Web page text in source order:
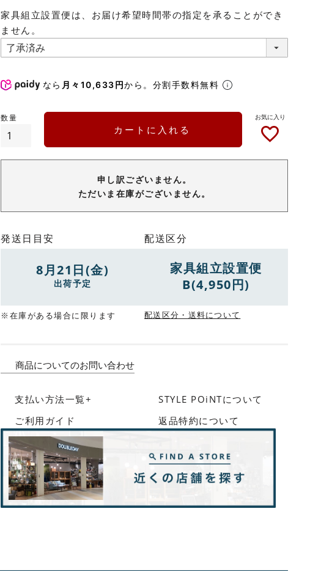
家具組立設置便は、お届け希望時間帯の指定を承ることができ
ません。
なら 月々10,633円から。分割手数料無料
カートに入れる
申し訳ございません。
ただいま在庫がございません。
発送日目安
8月21日(金)
出荷予定
※在庫がある場合に限ります
配送区分
家具組立設置便
B(4,950円)
配送区分・送料について
商品についてのお問い合わせ
支払い方法一覧+
STYLE POiNTについて
ご利用ガイド
返品特約について